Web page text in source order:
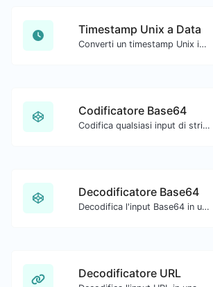
Timestamp Unix a Data
Converti un timestamp Unix in UTC e nella tua data locale.
Codificatore Base64
Codifica qualsiasi input di stringa in Base64.
Decodificatore Base64
Decodifica l'input Base64 in una stringa.
Decodificatore URL